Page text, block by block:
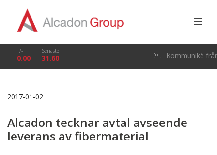
+/-
0.00
Senaste
31.60 Kommuniké
29 april 2026
2017-01-02
Alcadon tecknar avtal avseende
leverans av fibermaterial